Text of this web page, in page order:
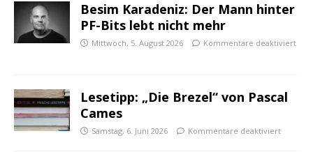
Besim Karadeniz: Der Mann hinter
PF-Bits lebt nicht mehr
Mittwoch, 5. August 2026 Kommentare deaktiviert
Lesetipp: „Die Brezel“ von Pascal
Cames
Samstag, 6. Juni 2026 Kommentare deaktiviert